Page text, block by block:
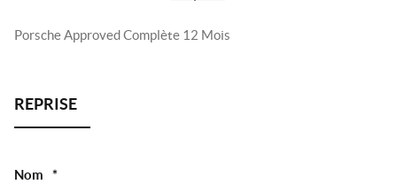
Porsche Approved Complète 12 Mois
Nom *